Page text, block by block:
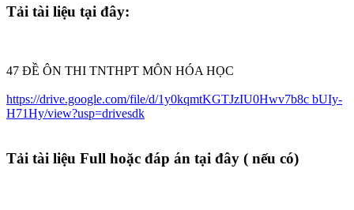
Tải tài liệu tại đây:
47 ĐỀ ÔN THI TNTHPT MÔN HÓA HỌC
https://drive.google.com/file/d/1y0kqmtKGTJzIU0Hwv7b8c bUIy-
H71Hy/view?usp=drivesdk
Tải tài liệu Full hoặc đáp án tại đây ( nếu có)